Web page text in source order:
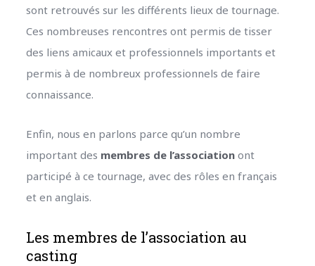
sont retrouvés sur les différents lieux de tournage.
Ces nombreuses rencontres ont permis de tisser
des liens amicaux et professionnels importants et
permis à de nombreux professionnels de faire
connaissance.
Enfin, nous en parlons parce qu’un nombre
important des membres de l’associationont
participé à ce tournage, avec des rôles en français
et en anglais.
Les membres de l’association au
casting